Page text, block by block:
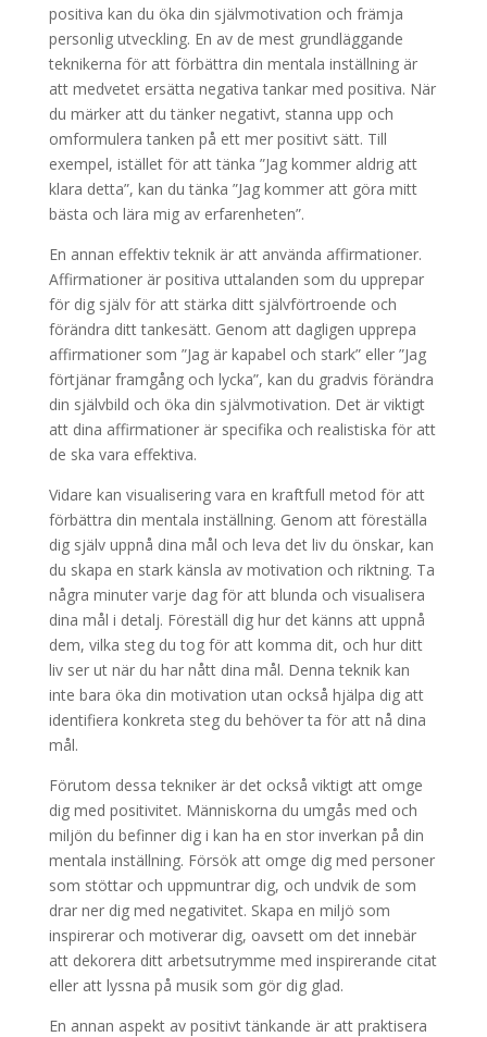
positiva kan du öka din självmotivation och främja
personlig utveckling. En av de mest grundläggande
teknikerna för att förbättra din mentala inställning är
att medvetet ersätta negativa tankar med positiva. När
du märker att du tänker negativt, stanna upp och
omformulera tanken på ett mer positivt sätt. Till
exempel, istället för att tänka ”Jag kommer aldrig att
klara detta”, kan du tänka ”Jag kommer att göra mitt
bästa och lära mig av erfarenheten”.
En annan effektiv teknik är att använda affirmationer.
Affirmationer är positiva uttalanden som du upprepar
för dig själv för att stärka ditt självförtroende och
förändra ditt tankesätt. Genom att dagligen upprepa
affirmationer som ”Jag är kapabel och stark” eller ”Jag
förtjänar framgång och lycka”, kan du gradvis förändra
din självbild och öka din självmotivation. Det är viktigt
att dina affirmationer är specifika och realistiska för att
de ska vara effektiva.
Vidare kan visualisering vara en kraftfull metod för att
förbättra din mentala inställning. Genom att föreställa
dig själv uppnå dina mål och leva det liv du önskar, kan
du skapa en stark känsla av motivation och riktning. Ta
några minuter varje dag för att blunda och visualisera
dina mål i detalj. Föreställ dig hur det känns att uppnå
dem, vilka steg du tog för att komma dit, och hur ditt
liv ser ut när du har nått dina mål. Denna teknik kan
inte bara öka din motivation utan också hjälpa dig att
identifiera konkreta steg du behöver ta för att nå dina
mål.
Förutom dessa tekniker är det också viktigt att omge
dig med positivitet. Människorna du umgås med och
miljön du befinner dig i kan ha en stor inverkan på din
mentala inställning. Försök att omge dig med personer
som stöttar och uppmuntrar dig, och undvik de som
drar ner dig med negativitet. Skapa en miljö som
inspirerar och motiverar dig, oavsett om det innebär
att dekorera ditt arbetsutrymme med inspirerande citat
eller att lyssna på musik som gör dig glad.
En annan aspekt av positivt tänkande är att praktisera